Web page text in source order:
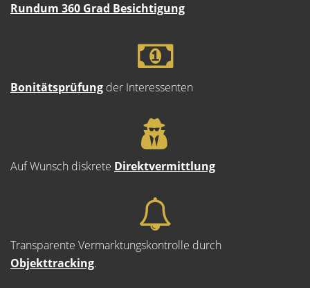
Rundum 360 Grad Besichtigung
Bonitätsprüfung der Interessenten
Auf Wunsch diskrete Direktvermittlung
Transparente Vermarktungskontrolle durch
Objekttracking.